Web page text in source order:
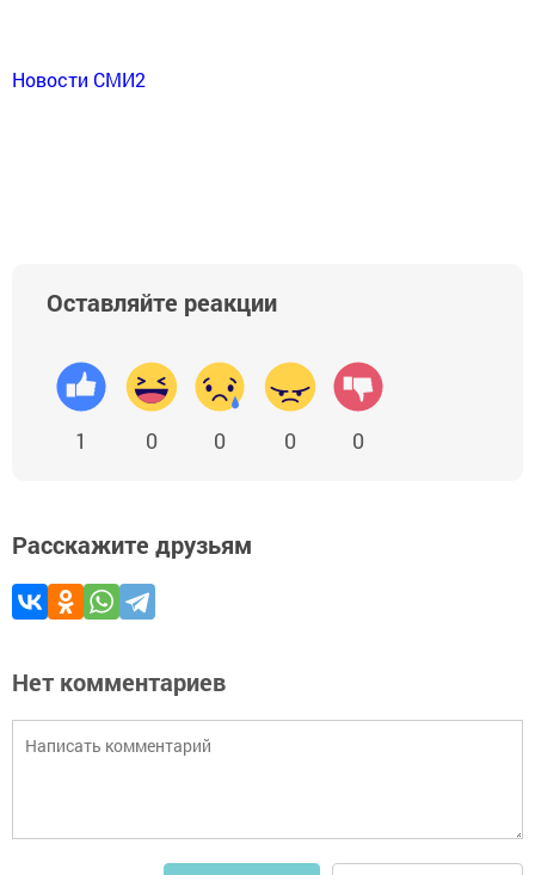
Новости СМИ2
Оставляйте реакции
1 0 0 0 0
Расскажите друзьям
Нет комментариев